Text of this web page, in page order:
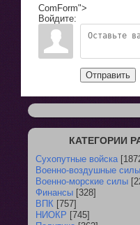
ComForm">
Войдите:
Отправить
КАТЕГОРИИ
Сухопутные войска
Военно-воздушные силы
Военно-морские силы
Финансы [328]
ВПК [757]
НИОКР [745]